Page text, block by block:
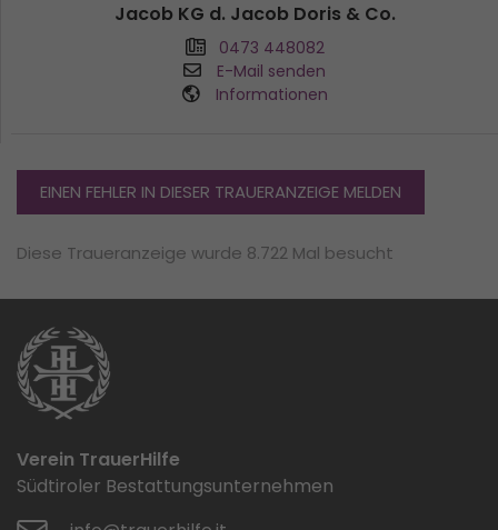
Jacob KG d. Jacob Doris & Co.
0473 448082
E-Mail senden
Informationen
EINEN FEHLER IN DIESER TRAUERANZEIGE MELDEN
Diese Traueranzeige wurde 8.722 Mal besucht
Verein TrauerHilfe
Südtiroler Bestattungsunternehmen